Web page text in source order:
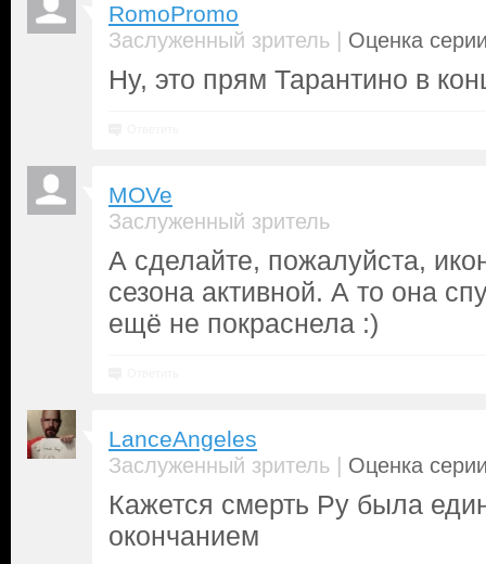
RomoPromo
Заслуженный зритель | Оценка
Ну, это прям Тарантино в
MOVe
Заслуженный зритель
А сделайте, пожалуйста,
сезона активной. А то она
ещё не покраснела :)
LanceAngeles
Заслуженный зритель | Оценка
Кажется смерть Ру была
окончанием